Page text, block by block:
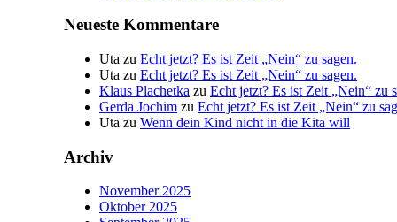
Neueste Kommentare
Uta zu Echt jetzt? Es ist Zeit „Nein“ zu sagen.
Uta zu Echt jetzt? Es ist Zeit „Nein“ zu sagen.
Klaus Plachetka zu Echt jetzt? Es ist Zeit „Nein“ zu
Gerda Jochim zu Echt jetzt? Es ist Zeit „Nein“ zu
Uta zu Wenn dein Kind nicht in die Kita will
Archiv
November 2025
Oktober 2025